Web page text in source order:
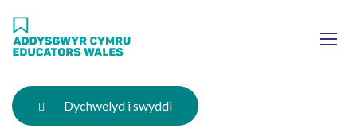
main
Dychwelyd i swyddi